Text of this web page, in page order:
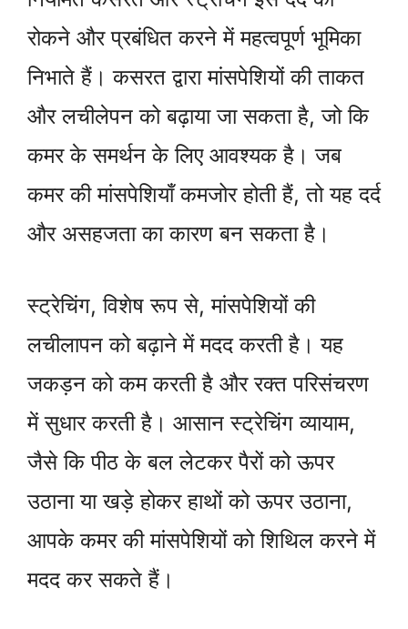
रोकने और प्रबंधित करने में महत्वपूर्ण भूमिका
निभाते हैं। कसरत द्वारा मांसपेशियों की ताकत
और लचीलेपन को बढ़ाया जा सकता है, जो कि
कमर के समर्थन के लिए आवश्यक है। जब
कमर की मांसपेशियाँ कमजोर होती हैं, तो यह दर्द
और असहजता का कारण बन सकता है।
स्ट्रेचिंग, विशेष रूप से, मांसपेशियों की
लचीलापन को बढ़ाने में मदद करती है। यह
जकड़न को कम करती है और रक्त परिसंचरण
में सुधार करती है। आसान स्ट्रेचिंग व्यायाम,
जैसे कि पीठ के बल लेटकर पैरों को ऊपर
उठाना या खड़े होकर हाथों को ऊपर उठाना,
आपके कमर की मांसपेशियों को शिथिल करने में
मदद कर सकते हैं।